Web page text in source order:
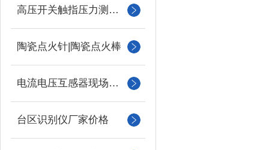
高压开关触指压力测试仪
陶瓷点火针|陶瓷点火棒
电流电压互感器现场校验仪
台区识别仪厂家价格